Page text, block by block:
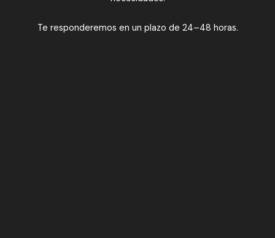
Te responderemos en un plazo de 24–48 horas.